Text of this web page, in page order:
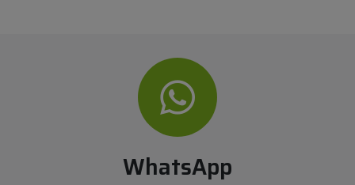
WhatsApp